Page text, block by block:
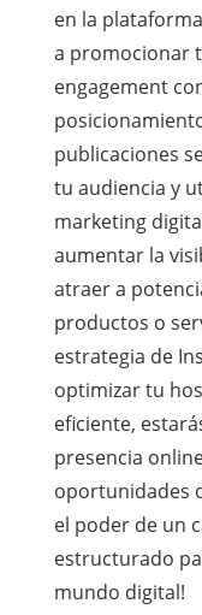
en la
a promocionar
engagement
publicaciones
tu audiencia y
marketing
aumentar la
atraer a
productos o
estrategia de
optimizar tu
eficiente,
presencia
oportunidades
el poder de un
estructurado
mundo digital!